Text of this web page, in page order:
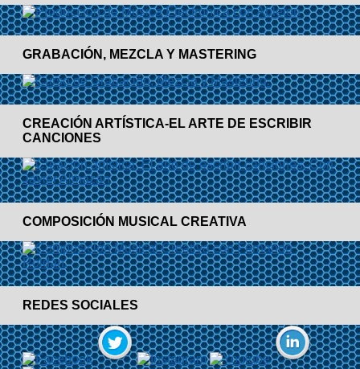
GRABACIÓN, MEZCLA Y MASTERING
CREACIÓN ARTÍSTICA-EL ARTE DE ESCRIBIR
CANCIONES
COMPOSICIÓN MUSICAL CREATIVA
REDES SOCIALES